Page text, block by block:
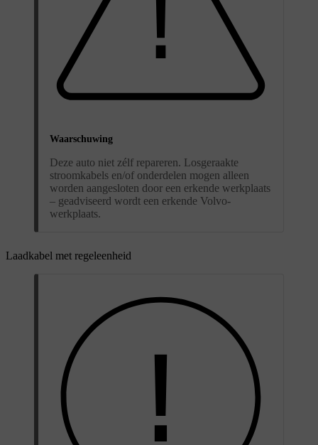
Waarschuwing
Deze auto niet zélf repareren. Losgeraakte
stroomkabels en/of onderdelen mogen alleen
worden aangesloten door een erkende werkplaats
– geadviseerd wordt een erkende Volvo-
werkplaats.
Laadkabel met regeleenheid